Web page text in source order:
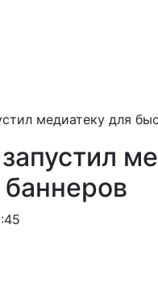
медиатеку для